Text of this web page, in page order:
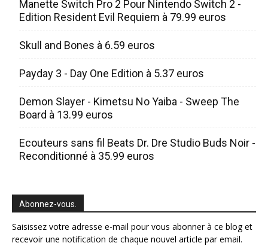
Manette Switch Pro 2 Pour Nintendo Switch 2 -
Edition Resident Evil Requiem à 79.99 euros
Skull and Bones à 6.59 euros
Payday 3 - Day One Edition à 5.37 euros
Demon Slayer - Kimetsu No Yaiba - Sweep The
Board à 13.99 euros
Ecouteurs sans fil Beats Dr. Dre Studio Buds Noir -
Reconditionné à 35.99 euros
Abonnez-vous.
Saisissez votre adresse e-mail pour vous abonner à ce blog et
recevoir une notification de chaque nouvel article par email.